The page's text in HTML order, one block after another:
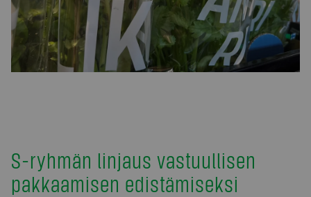
S-ryhmän linjaus vastuullisen
pakkaamisen edistämiseksi